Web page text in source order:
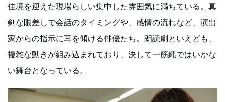
佳境を迎えた現場らしい集中した雰囲気に満ちている。真
剣な眼差しで会話のタイミングや、感情の流れなど、演出
家からの指示に耳を傾ける俳優たち。朗読劇といえども、
複雑な動きが組み込まれており、決して一筋縄ではいかな
い舞台となっている。